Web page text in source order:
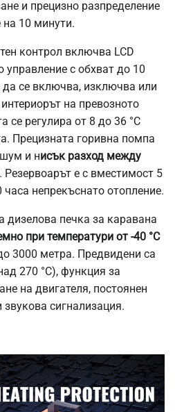
и прецизно разпределение
на 10 минути.
контрол включва LCD
управление с обхват до 10
се включва, изключва или
на превозното
се регулира от 8 до 36 °C
Прецизната горивна помпа
и нисък разход между
. Резервоарът е с вместимост 5
непрекъснато отопление.
дизелова печка за каравана
при температури от -40 °C
3000 метра. Предвидени са
270 °C), функция за
на двигателя, постоянен
сигнализация.